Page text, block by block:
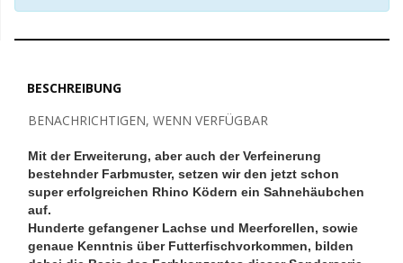
BESCHREIBUNG
BENACHRICHTIGEN, WENN VERFÜGBAR
Mit der Erweiterung, aber auch der Verfeinerung
bestehnder Farbmuster, setzen wir den jetzt schon
super erfolgreichen Rhino Ködern ein Sahnehäubchen
auf.
Hunderte gefangener Lachse und Meerforellen, sowie
genaue Kenntnis über Futterfischvorkommen, bilden